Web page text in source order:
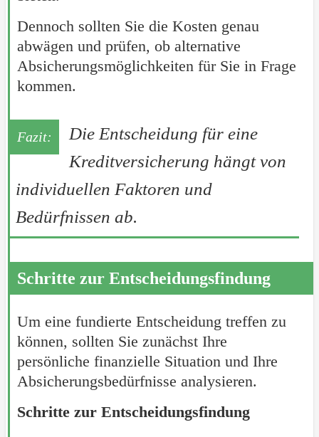
Dennoch sollten Sie die Kosten genau
abwägen und prüfen, ob alternative
Absicherungsmöglichkeiten für Sie in Frage
kommen.
Die Entscheidung für eine
Kreditversicherung hängt von
individuellen Faktoren und
Bedürfnissen ab.
Schritte zur Entscheidungsfindung
Um eine fundierte Entscheidung treffen zu
können, sollten Sie zunächst Ihre
persönliche finanzielle Situation und Ihre
Absicherungsbedürfnisse analysieren.
Schritte zur Entscheidungsfindung